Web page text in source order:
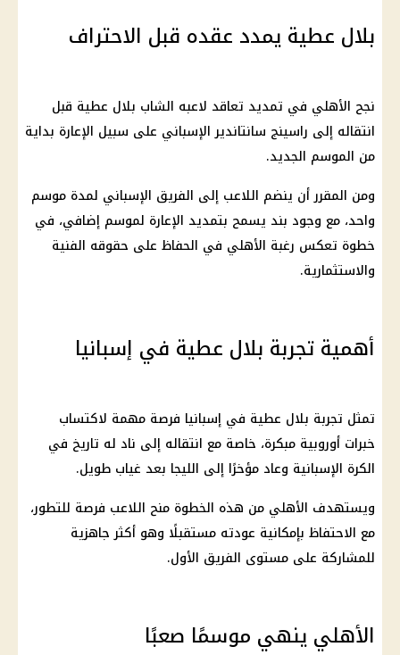
بلال عطية يمدد عقده قبل الاحتراف
نجح الأهلي في تمديد تعاقد لاعبه الشاب بلال عطية قبل
انتقاله إلى راسينج سانتاندير الإسباني على سبيل الإعارة بداية
من الموسم الجديد.
ومن المقرر أن ينضم اللاعب إلى الفريق الإسباني لمدة موسم
واحد، مع وجود بند يسمح بتمديد الإعارة لموسم إضافي، في
خطوة تعكس رغبة الأهلي في الحفاظ على حقوقه الفنية
والاستثمارية.
أهمية تجربة بلال عطية في إسبانيا
تمثل تجربة بلال عطية في إسبانيا فرصة مهمة لاكتساب
خبرات أوروبية مبكرة، خاصة مع انتقاله إلى ناد له تاريخ في
الكرة الإسبانية وعاد مؤخرًا إلى الليجا بعد غياب طويل.
ويستهدف الأهلي من هذه الخطوة منح اللاعب فرصة للتطور،
مع الاحتفاظ بإمكانية عودته مستقبلًا وهو أكثر جاهزية
للمشاركة على مستوى الفريق الأول.
الأهلي ينهي موسمًا صعبًا